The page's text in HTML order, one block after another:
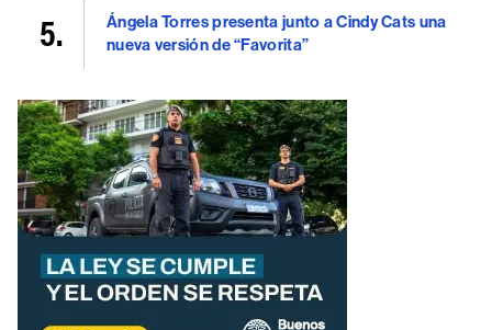
Ángela Torres presenta junto a Cindy Cats una
nueva versión de “Favorita”